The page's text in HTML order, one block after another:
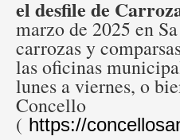
el desfile de
marzo de 2025 en
carrozas y
las oficinas
lunes a viernes, o
Concello
( https://